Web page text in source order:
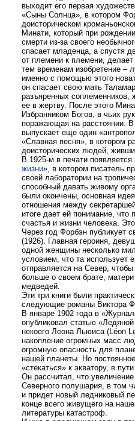
выходит его первая
«Сыны Солнца», в котором
доисторическом
Минати, который при
смерти из-за своего
спасает младенца, а спустя
от племени к племени,
тем временам изобретение –
именно с помощью этого
он спасает свою мать
разъяренных соплеменников,
ее в жертву. После этого
Избранником Богов, в чьих
поражающая на расстоянии.
выпускает еще один
«Славная песня», в котором
доисторических людей,
В 1925-м в печати
жизни», в котором писатель
своей лаборатории на
способный давать живому
были окончены, основная
отношения между
итоге дает ей понимание, что
счастья и жизни человека.
Через год Форбэн публикует
(1926). Главная героиня,
одной женщины несколько
условием, что та использует
отправляется на Север,
больше о своем брате,
медведей.
Эти три книги были
следующие романы Виктора
В январе 1902 года в
опубликовал статью
некоего Леона Льюиса (Léon
накопление огромных масс
огромную опасность для
нашей планеты. Но
«стекаться» к экватору, в
Он рассчитал, что
Северного полушария, в том
и придет новый ледниковый
конце всего живущего на
литературы катастроф.